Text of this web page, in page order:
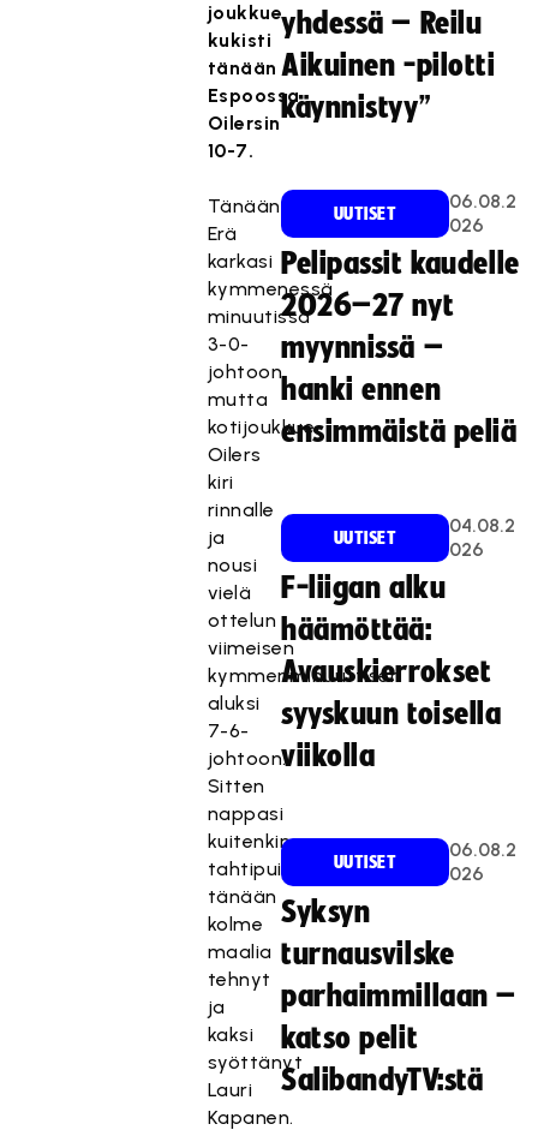
joukkue
kukisti
tänään
Espoossa
Oilersin
10-7.
Tänään
Erä
karkasi
kymmenessä
minuutissa
3-0-
johtoon,
mutta
kotijoukkue
Oilers
kiri
rinnalle
ja
nousi
vielä
ottelun
viimeisen
kymmenminuuttisen
aluksi
7-6-
johtoon.
Sitten
nappasi
kuitenkin
tahtipuikon
tänään
kolme
maalia
tehnyt
ja
kaksi
syöttänyt
Lauri
Kapanen.
yhdessä – Reilu
Aikuinen -pilotti
käynnistyy”
UUTISET
06.08.2
026
Pelipassit kaudelle
2026–27 nyt
myynnissä –
hanki ennen
ensimmäistä peliä
UUTISET
04.08.2
026
F-liigan alku
häämöttää:
Avauskierrokset
syyskuun toisella
viikolla
UUTISET
06.08.2
026
Syksyn
turnausvilske
parhaimmillaan –
katso pelit
SalibandyTV:stä